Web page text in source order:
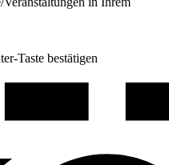
Taste bestätigen